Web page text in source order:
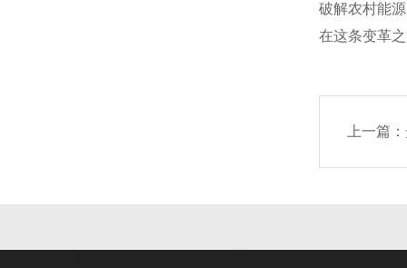
破解农村能
在这条变革
上一篇：